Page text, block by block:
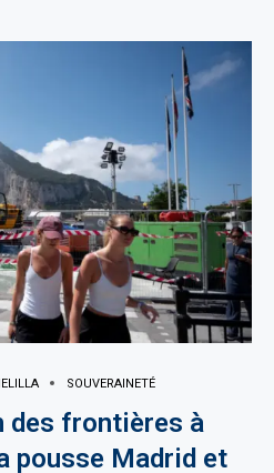
SOUVERAINETÉ
des frontières à
pousse Madrid et